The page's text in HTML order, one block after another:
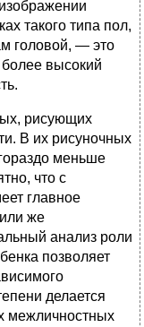
такого типа пол,
головой, — это
высокий
рисующих
В их рисуночных
меньше
что с
главное
же
анализ роли
позволяет
делается
межличностных